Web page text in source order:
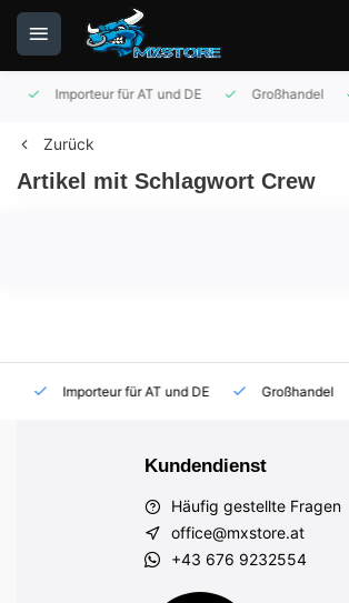
Importeur für AT und DE Großhandel
Zurück
Artikel mit Schlagwort Crew
Importeur für AT und DE Großhandel
Kundendienst
Häufig gestellte Fragen
office@mxstore.at
+43 676 9232554